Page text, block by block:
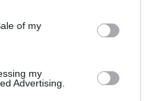
of my
my
Advertising.